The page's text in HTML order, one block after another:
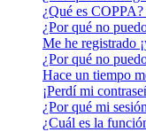
¿Qué es
¿Por qué no
Me he registrado
¿Por qué no
Hace un tiempo
¡Perdí mi
¿Por qué mi
¿Cuál es la